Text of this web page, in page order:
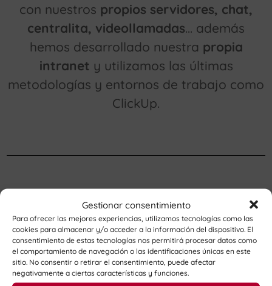
Gestionar consentimiento
Para ofrecer las mejores experiencias, utilizamos tecnologías como las
cookies para almacenar y/o acceder a la información del dispositivo. El
consentimiento de estas tecnologías nos permitirá procesar datos como
el comportamiento de navegación o las identificaciones únicas en este
sitio. No consentir o retirar el consentimiento, puede afectar
negativamente a ciertas características y funciones.
con nuestros propios servidores, chat,
centralita, videollamadas… además
hemos desarrollado nuestra propia
intranet y utilizamos las últimas
metodologías y entornos de trabajo como
ClickUp.
Servicios